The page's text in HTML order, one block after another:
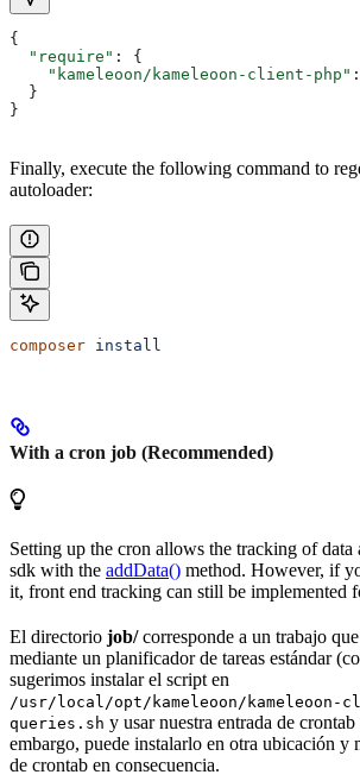
{
  "require"
: {
    "kameleoon/kameleoon-client-php"
  }
}
Finally, execute the following command to
autoloader:
composer install
With a cron job (Recommended)
Setting up the cron allows the tracking of data
sdk with the addData() method. However, if
it, front end tracking can still be implemented
El directorio job/corresponde a un trabajo
mediante un planificador de tareas estándar
sugerimos instalar el script en
/usr/local/opt/kameleoon/kameleoon-
queries.sh y usar nuestra entrada de
embargo, puede instalarlo en otra ubicación y
de crontab en consecuencia.